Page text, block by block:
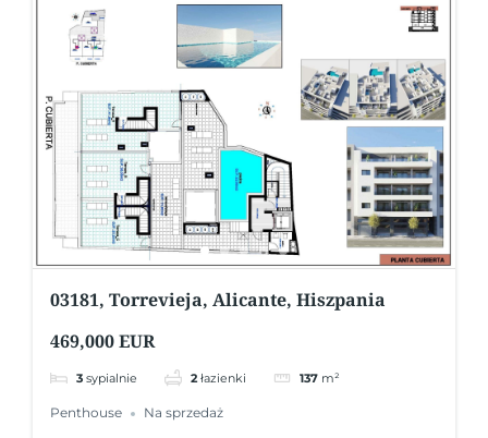
03181, Torrevieja, Alicante, Hiszpania
469,000 EUR
3 sypialnie 2 łazienki 137 m²
Penthouse Na sprzedaż